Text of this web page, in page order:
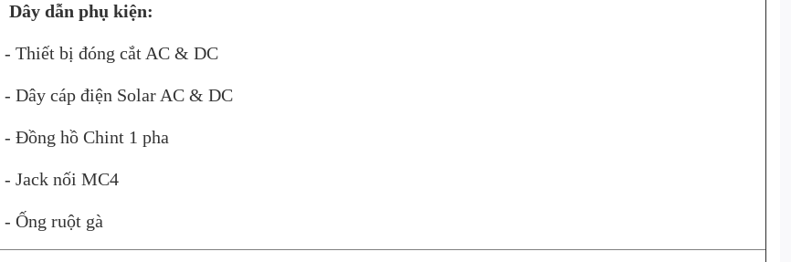
Dây dẫn phụ kiện:
- Thiết bị đóng cắt AC & DC
- Dây cáp điện Solar AC & DC
- Đồng hồ Chint 1 pha
- Jack nối MC4
- Ống ruột gà